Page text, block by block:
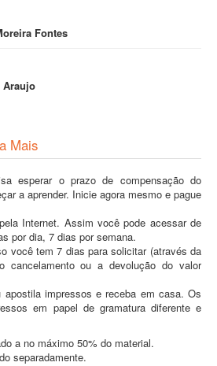
Fontes
Araujo
Mais
esperar o prazo de compensação do
a aprender. Inicie agora mesmo e pague
Internet. Assim você pode acessar de
por dia, 7 dias por semana.
você tem 7 dias para solicitar (através da
cancelamento ou a devolução do valor
apostila impressos e receba em casa. Os
em papel de gramatura diferente e
a no máximo 50% do material.
separadamente.